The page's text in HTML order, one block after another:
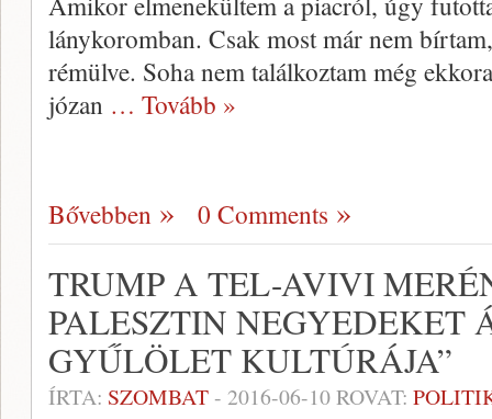
lánykoromban. Csak most már nem
rémülve. Soha nem találkoztam még
józan … Tovább »
Bővebben 0 Comments
TRUMP A TEL-AVIVI
PALESZTIN NEGYEDEKET
GYŰLÖLET KULTÚRÁJA”
ÍRTA: SZOMBAT- 2016-06-10ROVAT: